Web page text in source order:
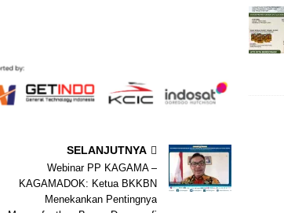
SELANJUTNYA
Webinar PP KAGAMA –
KAGAMADOK: Ketua BKKBN
Menekankan Pentingnya